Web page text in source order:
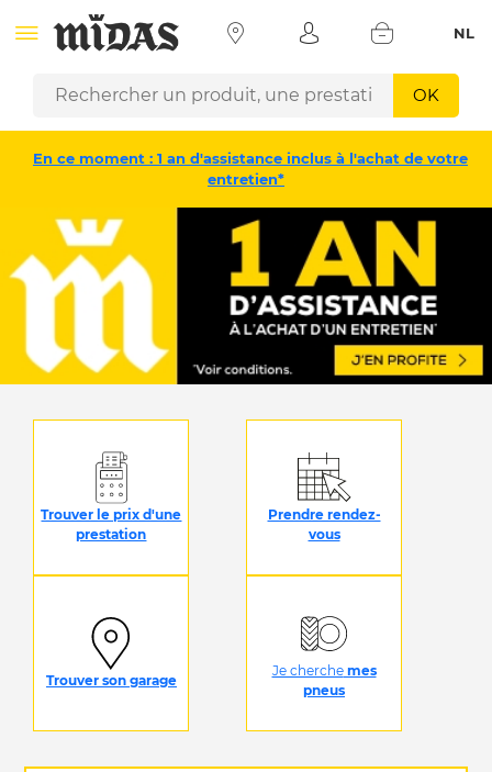
NL
OK
En ce moment : 1 an d'assistance inclus à l'achat de votre
entretien*
Trouver le prix d'une
prestation
Prendre rendez-
vous
Trouver son garage
Je cherchemes
pneus